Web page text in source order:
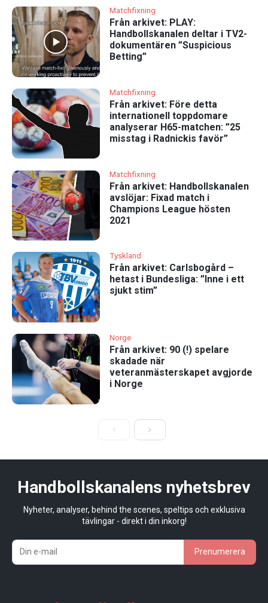
Matchfixning
Från arkivet: PLAY:
Handbollskanalen deltar i TV2-
dokumentären ”Suspicious
Betting”
Matchfixning
Från arkivet: Före detta
internationell toppdomare
analyserar H65-matchen: ”25
misstag i Radnickis favör”
Matchfixning
Från arkivet: Handbollskanalen
avslöjar: Fixad match i
Champions League hösten
2021
Tyskland
Från arkivet: Carlsbogård –
hetast i Bundesliga: ”Inne i ett
sjukt stim”
Norge
Från arkivet: 90 (!) spelare
skadade när
veteranmästerskapet avgjorde
i Norge
Handbollskanalens nyhetsbrev
Nyheter, analyser, behind the scenes, speltips och exklusiva
tävlingar - direkt i din inkorg!
Prenumerera